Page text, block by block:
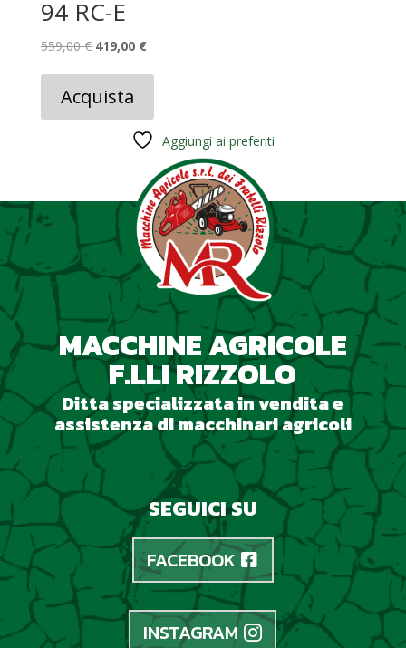
94 RC-E
559,00€ Il
originale
era:
559,00 €.
419,00 €Il
419,00 €.
Acquista
Aggiungi ai preferiti
MACCHINE AGRICOLE
F.LLI RIZZOLO
Ditta specializzata in vendita e
assistenza di macchinari agricoli
SEGUICI SU
FACEBOOK
INSTAGRAM